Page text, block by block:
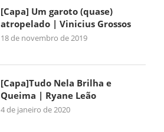
[Capa] Um garoto (quase)
atropelado | Vinicius Grossos
18 de novembro de 2019
[Capa]Tudo Nela Brilha e
Queima | Ryane Leão
4 de janeiro de 2020